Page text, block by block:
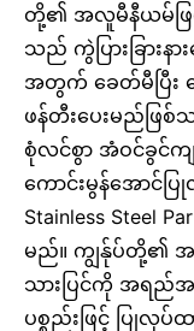
တို့၏ အလူမီနီယမ်ဖြင့်
သည် ကွဲပြားခြားန
အတွက် ခေတ်မီပြီး
ဖန်တီးပေးမည်ဖြ
စုံလင်စွာ အံဝင်ခွင်က
ကောင်းမွန်အောင်
Stainless Steel
မည်။ ကျွန်ုပ်တို့၏ အ
သားပြင်ကို အရည်အ
ပစ္စည်းဖြင့် ပြုလုပ်